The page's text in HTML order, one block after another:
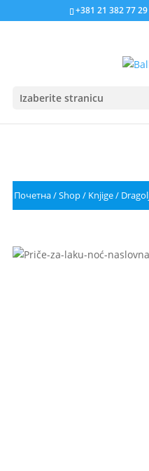
+381 21 382 77 29
Izaberite stranicu
Почетна/Shop/ Knjige/